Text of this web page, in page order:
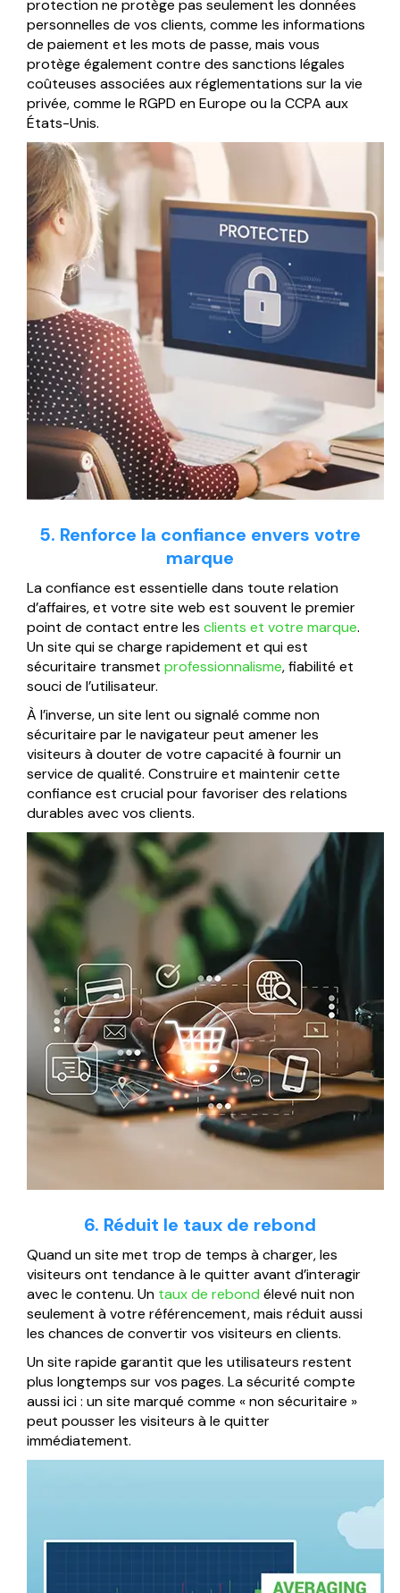
protection ne protège pas seulement les données
personnelles de vos clients, comme les informations
de paiement et les mots de passe, mais vous
protège également contre des sanctions légales
coûteuses associées aux réglementations sur la vie
privée, comme le RGPD en Europe ou la CCPA aux
États-Unis.
5. Renforce la confiance envers votre
marque
La confiance est essentielle dans toute relation
d’affaires, et votre site web est souvent le premier
point de contact entre les clients et votre marque.
Un site qui se charge rapidement et qui est
sécuritaire transmet professionnalisme, fiabilité et
souci de l’utilisateur.
À l’inverse, un site lent ou signalé comme non
sécuritaire par le navigateur peut amener les
visiteurs à douter de votre capacité à fournir un
service de qualité. Construire et maintenir cette
confiance est crucial pour favoriser des relations
durables avec vos clients.
6. Réduit le taux de rebond
Quand un site met trop de temps à charger, les
visiteurs ont tendance à le quitter avant d’interagir
avec le contenu. Un taux de rebond élevé nuit non
seulement à votre référencement, mais réduit aussi
les chances de convertir vos visiteurs en clients.
Un site rapide garantit que les utilisateurs restent
plus longtemps sur vos pages. La sécurité compte
aussi ici : un site marqué comme « non sécuritaire »
peut pousser les visiteurs à le quitter
immédiatement.